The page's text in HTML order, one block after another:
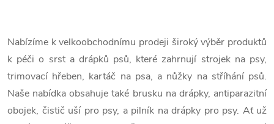
v
l
á
d
Nabízíme k velkoobchodnímu prodeji široký výběr produktů
k péči o srst a drápků psů, které zahrnují strojek na psy,
trimovací hřeben, kartáč na psa, a nůžky na stříhání psů.
Naše nabídka obsahuje také brusku na drápky, antiparazitní
obojek, čistič uší pro psy, a pilník na drápky pro psy. Ať už